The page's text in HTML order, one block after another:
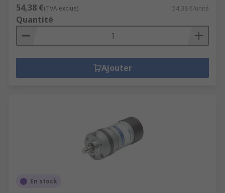
54,38 €(TVA exclue) 54,38 €/unité
Quantité
Ajouter
En stock